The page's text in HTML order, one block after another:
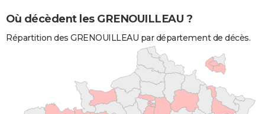
Où décèdent les GRENOUILLEAU ?
Répartition des GRENOUILLEAU par département de décès.